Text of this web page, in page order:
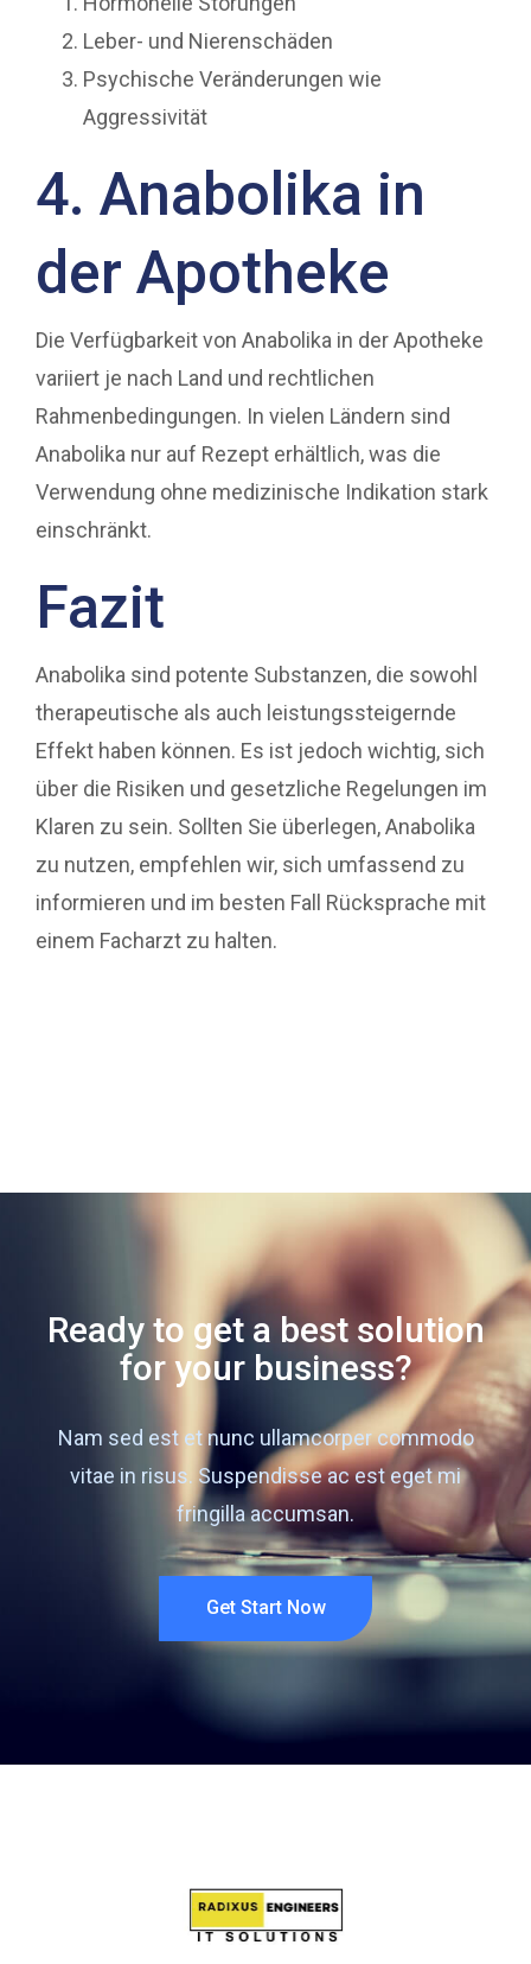
Leber- und Nierenschäden
Psychische Veränderungen wie
Aggressivität
4. Anabolika in
der Apotheke
Die Verfügbarkeit von Anabolika in der Apotheke
variiert je nach Land und rechtlichen
Rahmenbedingungen. In vielen Ländern sind
Anabolika nur auf Rezept erhältlich, was die
Verwendung ohne medizinische Indikation stark
einschränkt.
Fazit
Anabolika sind potente Substanzen, die sowohl
therapeutische als auch leistungssteigernde
Effekt haben können. Es ist jedoch wichtig, sich
über die Risiken und gesetzliche Regelungen im
Klaren zu sein. Sollten Sie überlegen, Anabolika
zu nutzen, empfehlen wir, sich umfassend zu
informieren und im besten Fall Rücksprache mit
einem Facharzt zu halten.
Ready to get a best solution
for your business?
Nam sed est et nunc ullamcorper commodo
vitae in risus. Suspendisse ac est eget mi
fringilla accumsan.
Get Start Now